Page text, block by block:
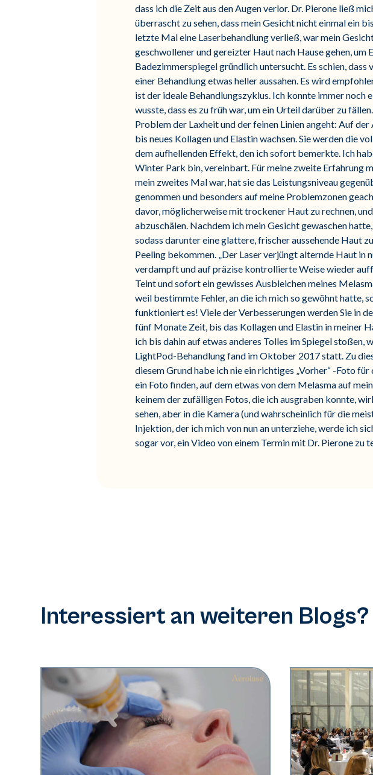
dass ich die Zeit aus den Augen verlor. Dr. Pierone ließ
überrascht zu sehen, dass mein Gesicht nicht einmal ein
letzte Mal eine Laserbehandlung verließ, war mein
geschwollener und gereizter Haut nach Hause gehen, um
Badezimmerspiegel gründlich untersucht. Es schien,
einer Behandlung etwas heller aussahen. Es wird
ist der ideale Behandlungszyklus. Ich konnte immer noch
wusste, dass es zu früh war, um ein Urteil darüber zu
Problem der Laxheit und der feinen Linien angeht: Auf
bis neues Kollagen und Elastin wachsen. Sie werden die
dem aufhellenden Effekt, den ich sofort bemerkte. Ich
Winter Park bin, vereinbart. Für meine zweite Erfahrung
mein zweites Mal war, hat sie das Leistungsniveau
genommen und besonders auf meine Problemzonen
davor, möglicherweise mit trockener Haut zu rechnen,
abzuschälen. Nachdem ich mein Gesicht gewaschen
sodass darunter eine glattere, frischer aussehende Haut
Peeling bekommen. „Der Laser verjüngt alternde Haut in
verdampft und auf präzise kontrollierte Weise wieder
Teint und sofort ein gewisses Ausbleichen meines
weil bestimmte Fehler, an die ich mich so gewöhnt hatte,
funktioniert es! Viele der Verbesserungen werden Sie in
fünf Monate Zeit, bis das Kollagen und Elastin in meiner
ich bis dahin auf etwas anderes Tolles im Spiegel stoßen,
LightPod-Behandlung fand im Oktober 2017 statt. Zu
diesem Grund habe ich nie ein richtiges „Vorher“ -Foto
ein Foto finden, auf dem etwas von dem Melasma auf
keinem der zufälligen Fotos, die ich ausgraben konnte,
sehen, aber in die Kamera (und wahrscheinlich für die
Injektion, der ich mich von nun an unterziehe, werde ich
sogar vor, ein Video von einem Termin mit Dr. Pierone zu
Interessiert an weiteren Blogs?